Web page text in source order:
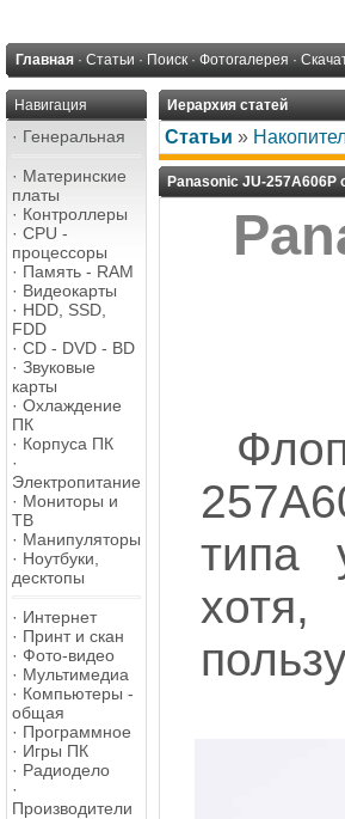
Главная · Статьи · Поиск · Фотогалерея ·
Навигация
· Генеральная
· Материнские
платы
· Контроллеры
· CPU -
процессоры
· Память - RAM
· Видеокарты
· HDD, SSD,
FDD
· CD - DVD - BD
· Звуковые
карты
· Охлаждение
ПК
· Корпуса ПК
·
Электропитание
· Мониторы и
ТВ
· Манипуляторы
· Ноутбуки,
десктопы
· Интернет
· Принт и скан
· Фото-видео
· Мультимедиа
· Компьютеры -
общая
· Программное
· Игры ПК
· Радиодело
·
Производители
Иерархия статей
Статьи »
Panasonic JU-257A606P
типа